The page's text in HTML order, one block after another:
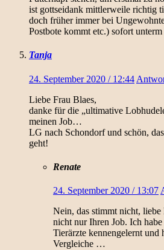
ist gottseidank mittlerweile richtig
doch früher immer bei
Postbote kommt etc.) sofort
Tanja
24. September 2020 / 12:44
Liebe Frau Blaes,
danke für die „ultimative
meinen Job…
LG nach Schondorf und schön,
geht!
Renate
24. September 2020 / 13:07
Nein, das stimmt nicht,
nicht nur Ihren Job. Ich
Tierärzte kennengelernt und
Vergleiche …